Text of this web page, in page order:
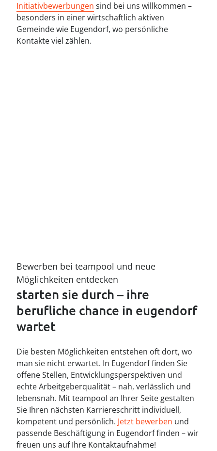
Initiativbewerbungen sind bei uns willkommen –
besonders in einer wirtschaftlich aktiven
Gemeinde wie Eugendorf, wo persönliche
Kontakte viel zählen.
Bewerben bei teampool und neue
Möglichkeiten entdecken
starten sie durch – ihre
berufliche chance in eugendorf
wartet
Die besten Möglichkeiten entstehen oft dort, wo
man sie nicht erwartet. In Eugendorf finden Sie
offene Stellen, Entwicklungsperspektiven und
echte Arbeitgeberqualität – nah, verlässlich und
lebensnah. Mit teampool an Ihrer Seite gestalten
Sie Ihren nächsten Karriereschritt individuell,
kompetent und persönlich. Jetzt bewerben und
passende Beschäftigung in Eugendorf finden – wir
freuen uns auf Ihre Kontaktaufnahme!